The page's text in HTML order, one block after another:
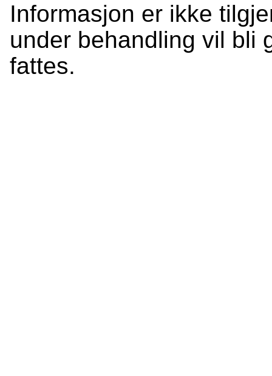
Informasjon er ikke
under behandling vil bli
fattes.